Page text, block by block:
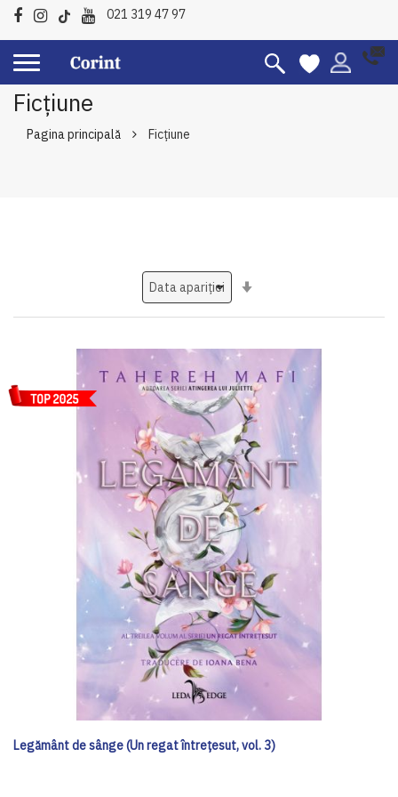
021 319 47 97
Ficțiune
Pagina principală Ficțiune
Legământ de sânge (Un regat întrețesut, vol. 3)